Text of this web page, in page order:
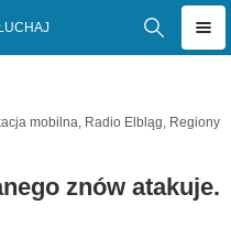
mobilna, Radio Elbląg, Regiony
znów atakuje.